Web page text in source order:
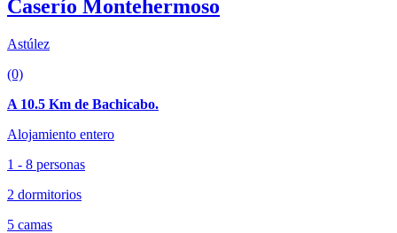
Caserío Montehermoso
Astúlez
(0)
A 10.5 Km de Bachicabo.
Alojamiento entero
1 - 8 personas
2 dormitorios
5 camas